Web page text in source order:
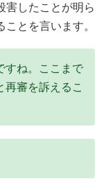
害したことが明ら
とを言います。
すね。ここまで
審を訴えるこ